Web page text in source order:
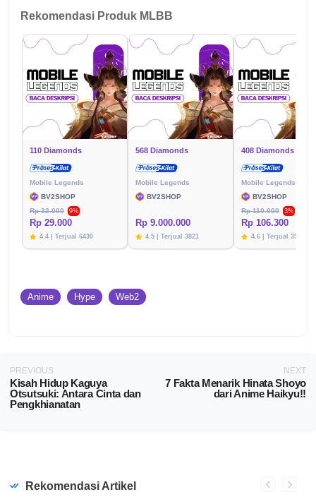
Rekomendasi Produk MLBB
110 Diamonds
Mobile Legends
BV2SHOP
Rp 32.000
9%
Rp 29.000
4.4 | Terjual 6430
568 Diamonds
Mobile Legends
BV2SHOP
Rp 9.000.000
4.5 | Terjual 3821
408 Diamonds
Mobile Legends
BV2SHOP
Rp 110.000
3%
Rp 106.300
4.6 | Terjual 3576
Anime Hype Web2
PREVIOUS
Kisah Hidup Kaguya
Otsutsuki: Antara Cinta dan
Pengkhianatan
NEXT
7 Fakta Menarik Hinata Shoyo
dari Anime Haikyu!!
Rekomendasi Artikel